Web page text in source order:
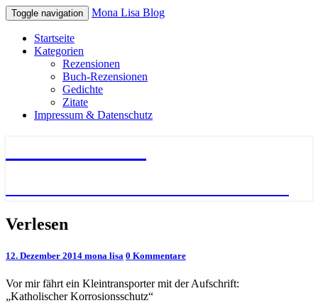
Toggle navigation Mona Lisa Blog
Startseite
Kategorien
Rezensionen
Buch-Rezensionen
Gedichte
Zitate
Impressum & Datenschutz
Verlesen
Verlesen
12. Dezember 2014 mona lisa Kommentare
0 Kommentare
Vor mir fährt ein Kleintransporter mit der Aufschrift:
„Katholischer Korrosionsschutz“